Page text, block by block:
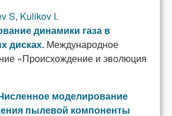
S, Kulikov I.
динамики газа в
дисках. Международное
«Происхождение и эволюция
моделирование
пылевой компоненты